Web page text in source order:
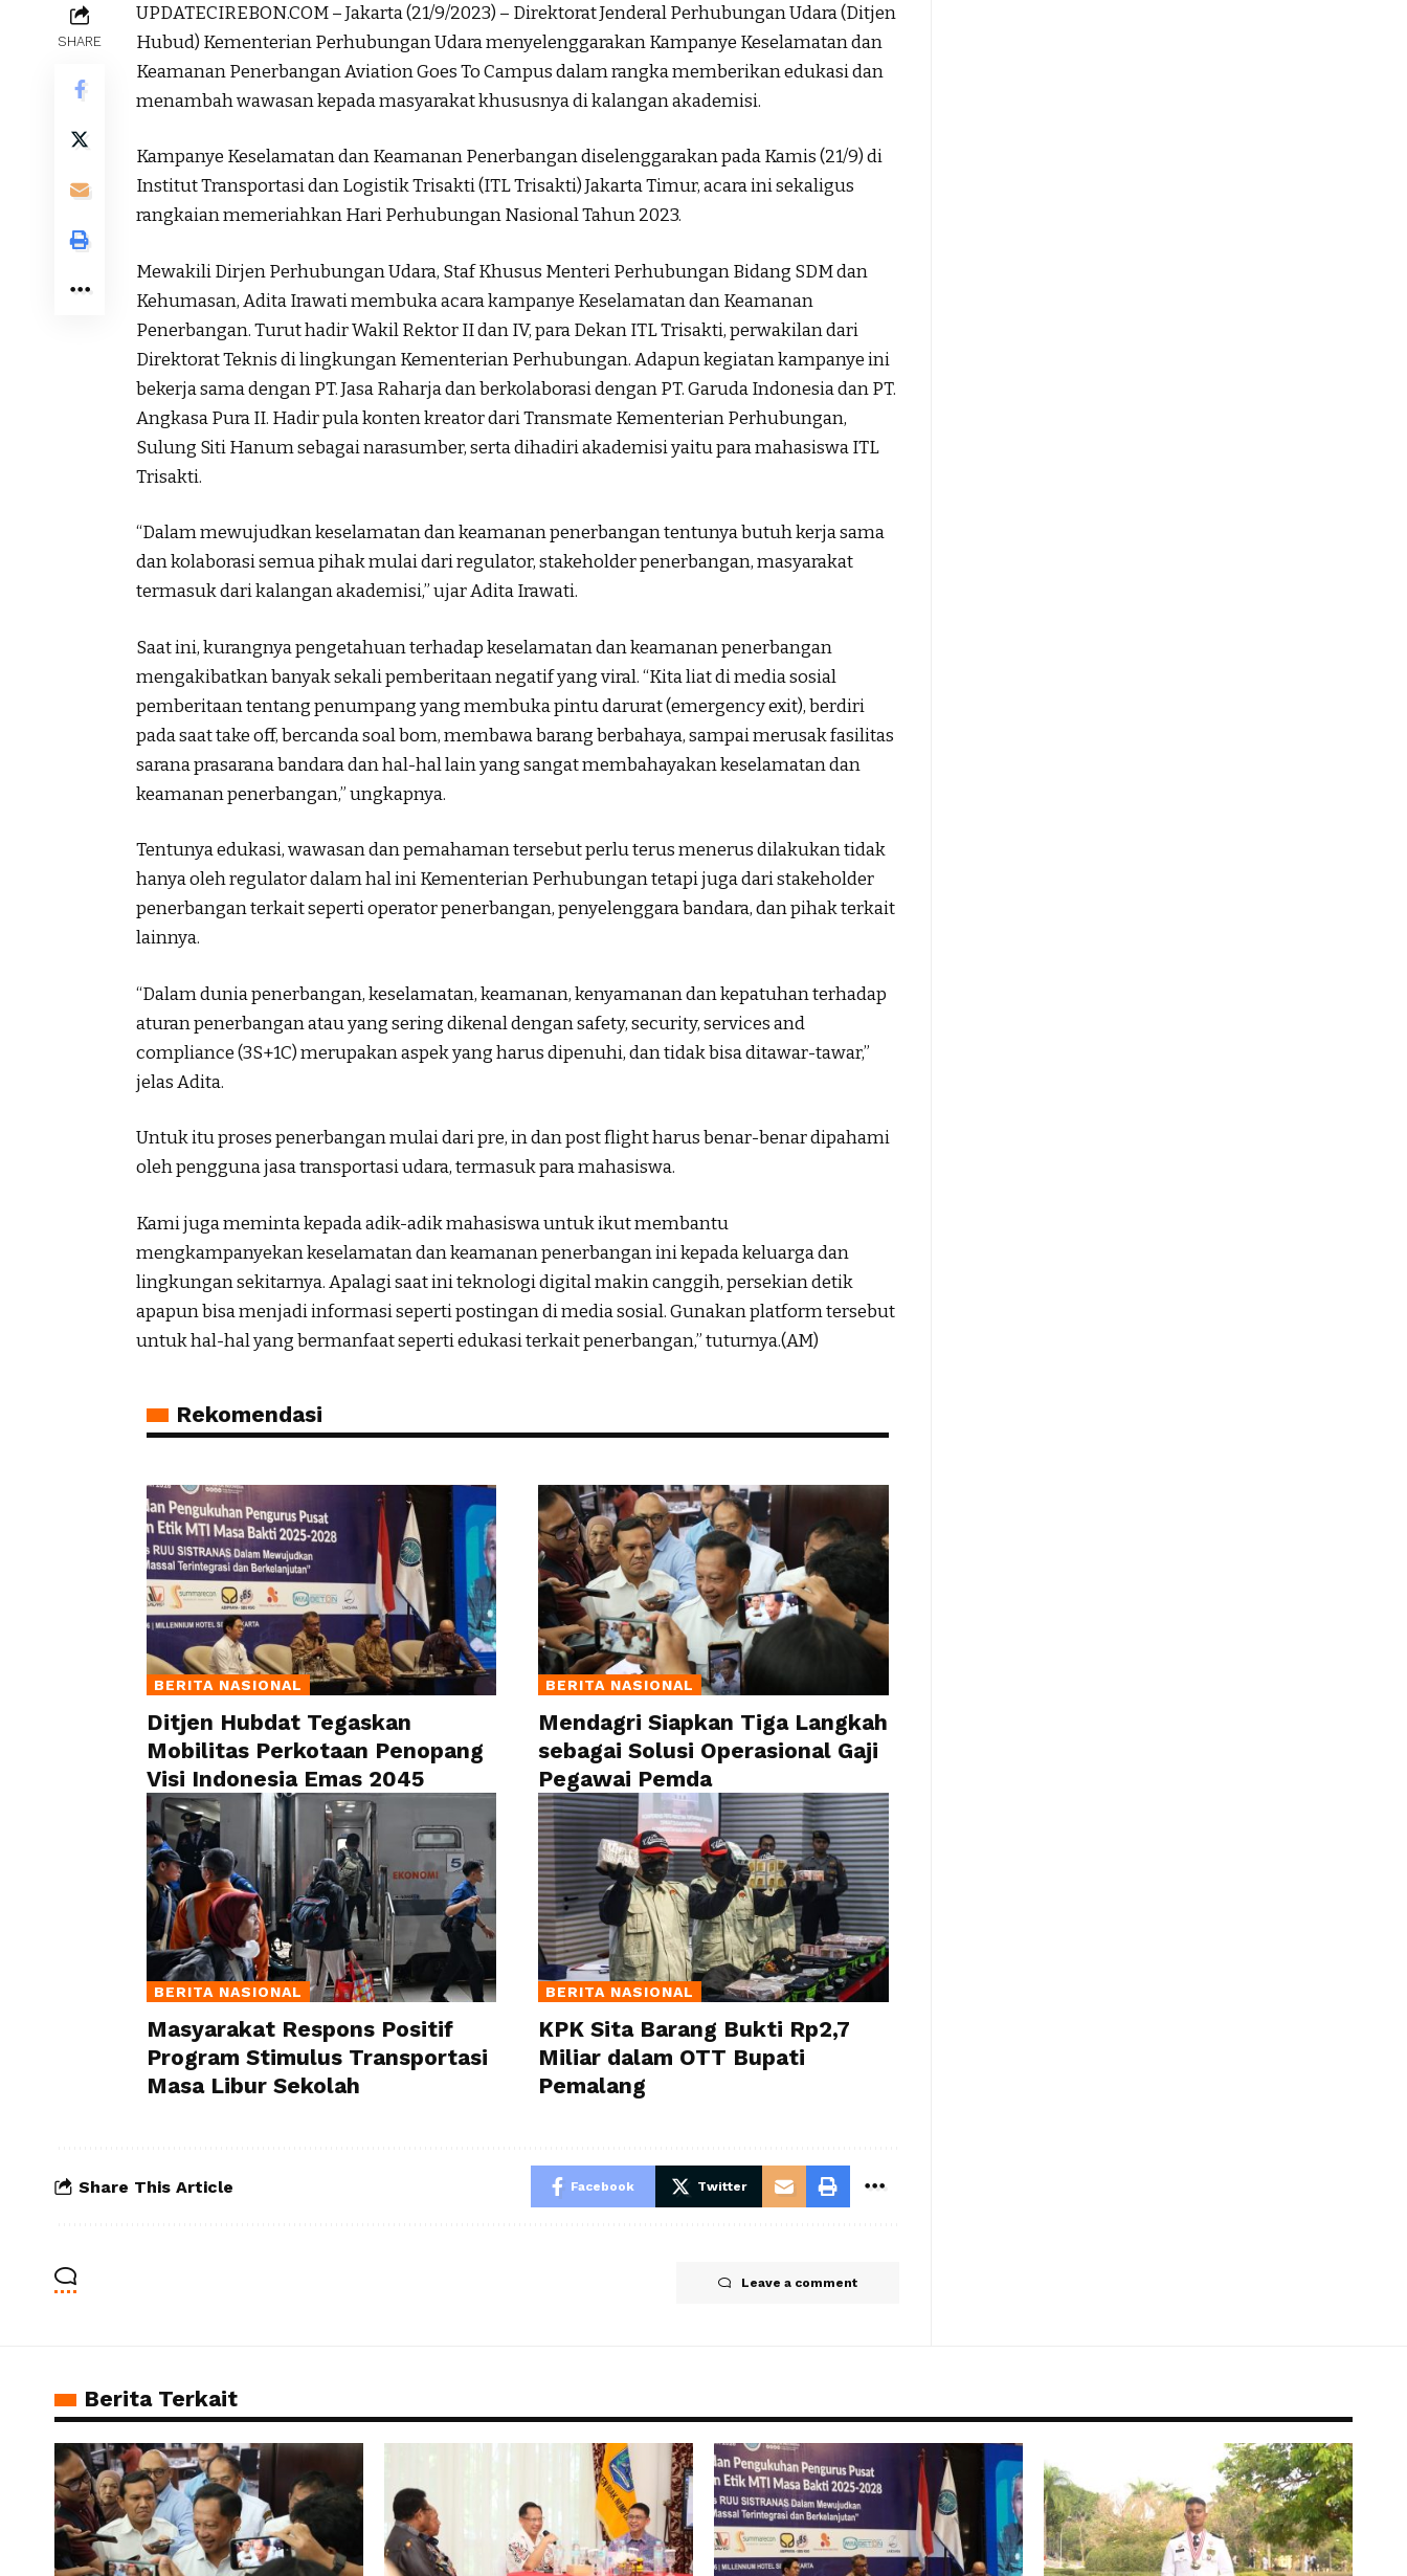
SHARE
UPDATECIREBON.COM – Jakarta (21/9/2023) – Direktorat Jenderal Perhubungan Udara (Ditjen
Hubud) Kementerian Perhubungan Udara menyelenggarakan Kampanye Keselamatan dan
Keamanan Penerbangan Aviation Goes To Campus dalam rangka memberikan edukasi dan
menambah wawasan kepada masyarakat khususnya di kalangan akademisi.
Kampanye Keselamatan dan Keamanan Penerbangan diselenggarakan pada Kamis (21/9) di
Institut Transportasi dan Logistik Trisakti (ITL Trisakti) Jakarta Timur, acara ini sekaligus
rangkaian memeriahkan Hari Perhubungan Nasional Tahun 2023.
Mewakili Dirjen Perhubungan Udara, Staf Khusus Menteri Perhubungan Bidang SDM dan
Kehumasan, Adita Irawati membuka acara kampanye Keselamatan dan Keamanan
Penerbangan. Turut hadir Wakil Rektor II dan IV, para Dekan ITL Trisakti, perwakilan dari
Direktorat Teknis di lingkungan Kementerian Perhubungan. Adapun kegiatan kampanye ini
bekerja sama dengan PT. Jasa Raharja dan berkolaborasi dengan PT. Garuda Indonesia dan PT.
Angkasa Pura II. Hadir pula konten kreator dari Transmate Kementerian Perhubungan,
Sulung Siti Hanum sebagai narasumber, serta dihadiri akademisi yaitu para mahasiswa ITL
Trisakti.
“Dalam mewujudkan keselamatan dan keamanan penerbangan tentunya butuh kerja sama
dan kolaborasi semua pihak mulai dari regulator, stakeholder penerbangan, masyarakat
termasuk dari kalangan akademisi,” ujar Adita Irawati.
Saat ini, kurangnya pengetahuan terhadap keselamatan dan keamanan penerbangan
mengakibatkan banyak sekali pemberitaan negatif yang viral. “Kita liat di media sosial
pemberitaan tentang penumpang yang membuka pintu darurat (emergency exit), berdiri
pada saat take off, bercanda soal bom, membawa barang berbahaya, sampai merusak fasilitas
sarana prasarana bandara dan hal-hal lain yang sangat membahayakan keselamatan dan
keamanan penerbangan,” ungkapnya.
Tentunya edukasi, wawasan dan pemahaman tersebut perlu terus menerus dilakukan tidak
hanya oleh regulator dalam hal ini Kementerian Perhubungan tetapi juga dari stakeholder
penerbangan terkait seperti operator penerbangan, penyelenggara bandara, dan pihak terkait
lainnya.
“Dalam dunia penerbangan, keselamatan, keamanan, kenyamanan dan kepatuhan terhadap
aturan penerbangan atau yang sering dikenal dengan safety, security, services and
compliance (3S+1C) merupakan aspek yang harus dipenuhi, dan tidak bisa ditawar-tawar,”
jelas Adita.
Untuk itu proses penerbangan mulai dari pre, in dan post flight harus benar-benar dipahami
oleh pengguna jasa transportasi udara, termasuk para mahasiswa.
Kami juga meminta kepada adik-adik mahasiswa untuk ikut membantu
mengkampanyekan keselamatan dan keamanan penerbangan ini kepada keluarga dan
lingkungan sekitarnya. Apalagi saat ini teknologi digital makin canggih, persekian detik
apapun bisa menjadi informasi seperti postingan di media sosial. Gunakan platform tersebut
untuk hal-hal yang bermanfaat seperti edukasi terkait penerbangan,” tuturnya.(AM)
Rekomendasi
BERITA NASIONAL
Ditjen Hubdat Tegaskan
Mobilitas Perkotaan Penopang
Visi Indonesia Emas 2045
BERITA NASIONAL
Mendagri Siapkan Tiga Langkah
sebagai Solusi Operasional Gaji
Pegawai Pemda
BERITA NASIONAL
Masyarakat Respons Positif
Program Stimulus Transportasi
Masa Libur Sekolah
BERITA NASIONAL
KPK Sita Barang Bukti Rp2,7
Miliar dalam OTT Bupati
Pemalang
Share This Article Facebook Twitter
Leave a comment
Berita Terkait